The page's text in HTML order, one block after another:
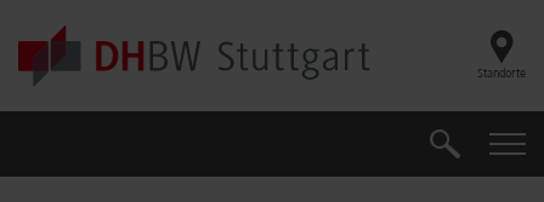
Skip to main content
Standorte
Suche